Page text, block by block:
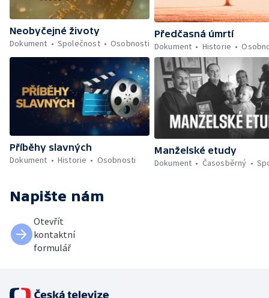
Neobyčejné životy
Dokument
Společnost Osobnosti
Předčasná úmrtí
Dokument
Historie
Příběhy slavných
Dokument
Historie Osobnosti
Manželské etudy
Dokument
Časosběrný
Napište nám
Otevřít
kontaktní
formulář